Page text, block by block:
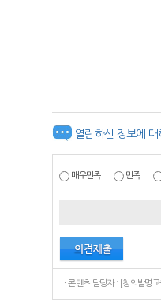
열람하신 정보에
매우만족 만족